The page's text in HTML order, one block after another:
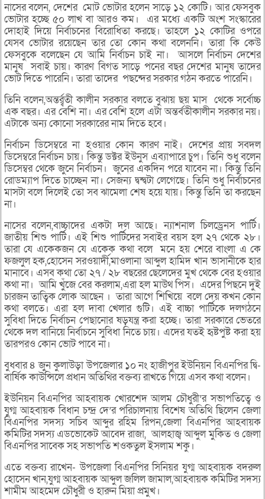
নাসের বলেন, দেশের মোট ভোটার হলেন সাড়ে ১২ কোটি। আর ফেসবুক
ভোটার হচ্ছে ৫০ লাখ বা আরও কম। এর মধ্যে একটি অংশ সংস্কারের
দোহাই দিয়ে নির্বাচনের বিরোধিতা করছে। তাহলে ১২ কোটির ওপরে
যেসব ভোটার রয়েছেন তার তো কোন কথা বলেননি। তারা কি কেউ
ফেসবুকে বলেছেন যে আমি নির্বাচন চাই না। আসলে নির্বাচন দেশের
মানুষ সবাই চায়। কারণ বিগত সাড়ে পনের বছর দেশের মানুষ তাদের
ভোট দিতে পারেনি। তারা তাদের পছন্দের সরকার গঠন করতে পারেনি।
তিনি বলেন,অন্তর্র্বতী কালীন সরকার বলতে বুঝায় ছয় মাস থেকে সর্বোচ্চ
এক বছর। এর বেশি না। এর বেশি হলে এটা অন্তর্বতীকালীন সরকার নয়।
এটাকে অন্য কোনো সরকারের নাম দিতে হবে।
নির্বাচন ডিসেম্বরে না হওয়ার কোন কারণ নাই। দেশের প্রায় সবদল
ডিসেম্বরে নির্বাচন চায়। কিন্তু ডক্টর ইউনুস এব্যাপারে চুপ। তিনি শুধু বলেন
ডিসেম্বর থেকে জুনে নির্বাচন। জুনের একদিন পরে যাবেন না। কিন্তু তিনি
রোডম্যাপ দিতে চাচ্ছেন না। সেজন্য দ্বন্দ্বটা লেগেছে। তিনি শুধু নির্বাচনের
মাসটা বলে দিলেই তো সব ঝামেলা শেষ হয়ে যায়। কিন্তু তিনি তা করছেন
না।
নাসের বলেন,বাচ্চাদের একটা দল আছে। ন্যাশনাল চিলড্রেনস পার্টি।
জাতীয় শিশু পার্টি। এই শিশু পার্টিদের সবাইর বয়স হল ২৭ থেকে ২৮।
তারা যে একেকজন যে একেক কথা বলে মনে হয় শেরে বাংলা এ কে
ফজলুল হক,হোসেন সরওয়ার্দী,মাওলানা আব্দুল হামিদ খান ভাসানীকে হার
মানাবে। এসব কথা তো ২৭ / ২৮ বছরের ছেলেদের মুখ থেকে বের হওয়ার
কথা না। আমি খুঁজে বের করলাম,এরা হল মাউথ পিস। এদের পিছনে দুই
চারজন তাত্বিক লোক আছেন । তারা আগে শিখিয়ে বলে দেয় কখন কোন
কথা বলতে। এরা হল দাবা খেলার গুটি। এই বাচ্চা পার্টিকে দলগঠনে
সুবিধা দিতে নির্বাচন পেছানোর ষড়যন্ত্র করা হচ্ছে। তারা সরকারে ভেতরে
থেকে দল বানিয়ে নির্বাচনে সুবিধা নিতে চায়। এদের যতই হৃষ্টপুষ্ট করা হয়
তারপরও কোন ভোট পাবে না।
বুধবার ৪ জুন কুলাউড়া উপজেলার ১০ নং হাজীপুর ইউনিয়ন বিএনপির দ্বি-
বার্ষিক কাউন্সিলে প্রধান অতিথির বক্তব্য রাখতে গিয়ে এসব কথা বলেন।
ইউনিয়ন বিএনপির আহবায়ক খোরশেদ আলম চৌধুরী’র সভাপতিত্বে ও
যুগ্ম আহবায়ক বিধান চন্দ্র দে’র পরিচালনায় বিশেষ অতিথি ছিলেন জেলা
বিএনপির সদস্য সচিব আব্দুর রহিম রিপন,জেলা বিএনপির আহবায়ক
কমিটির সদস্য এডভোকেট আবেদ রাজা, আলহাজ্ব আব্দুল মুকিত ও জেলা
বিএনপির সাবেক সহ সভাপতি শওকতুল ইসলাম শকু।
এতে বক্তব্য রাখেন- উপজেলা বিএনপির সিনিয়র যুগ্ম আহবায়ক বদরুল
হোসেন খান,যুগ্ম আহবায়ক আব্দুল জলিল জামাল,আহবায়ক কমিটির সদস্য
শামীম আহমেদ চৌধুরী ও হারুন মিয়া প্রমুখ।